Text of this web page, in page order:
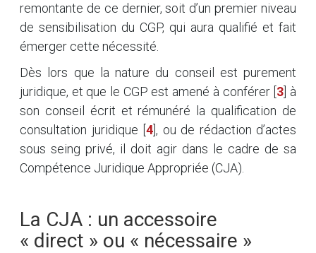
remontante de ce dernier, soit d’un premier niveau
de sensibilisation du CGP, qui aura qualifié et fait
émerger cette nécessité.
Dès lors que la nature du conseil est purement
juridique, et que le CGP est amené à conférer[ 3 à
son conseil écrit et rémunéré la qualification de
consultation juridique 4, ou de rédaction d’actes
sous seing privé, il doit agir dans le cadre de sa
Compétence Juridique Appropriée (CJA).
La CJA : un accessoire
« direct » ou « nécessaire »